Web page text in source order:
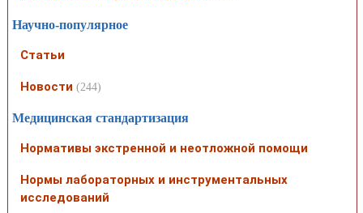
Научно-популярное
Статьи
Новости (244)
Медицинская стандартизация
Нормативы экстренной и неотложной помощи
Нормы лабораторных и инструментальных
исследований